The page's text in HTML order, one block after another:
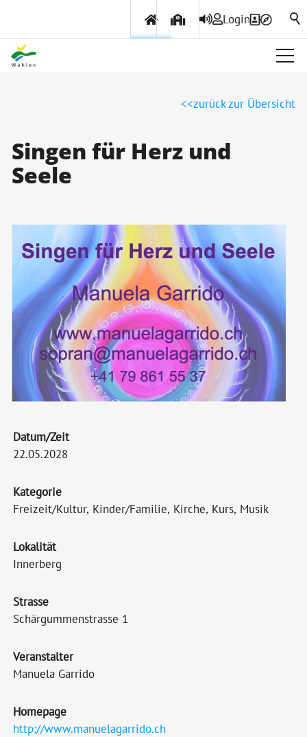
Login
Politik & Verwaltung
Themen & Services
zurück zur Übersicht
Singen für Herz und
Seele
Datum/Zeit
22.05.2028
Kategorie
Freizeit/Kultur, Kinder/Familie, Kirche, Kurs, Musik
Lokalität
Innerberg
Strasse
Schärgummenstrasse 1
Veranstalter
Manuela Garrido
Homepage
http://www.manuelagarrido.ch